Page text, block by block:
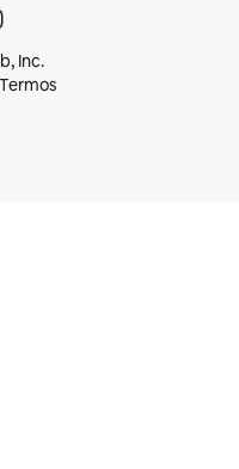
Inc.
Termos